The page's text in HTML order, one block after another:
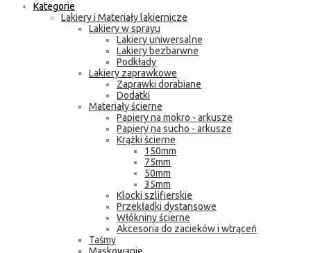
Kategorie
Lakiery i Materiały lakiernicze
Lakiery w sprayu
Lakiery uniwersalne
Lakiery bezbarwne
Podkłady
Lakiery zaprawkowe
Zaprawki dorabiane
Dodatki
Materiały ścierne
Papiery na mokro - arkusze
Papiery na sucho - arkusze
Krążki ścierne
150mm
75mm
50mm
35mm
Klocki szlifierskie
Przekładki dystansowe
Włókniny ścierne
Akcesoria do zacieków i wtrąceń
Taśmy